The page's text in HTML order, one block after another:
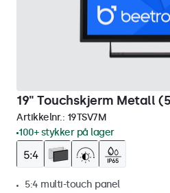
19" Touchskjerm Metall
Artikkelnr.: 19TSV7M
100+ stykker på lager
5:4 multi-touch panel